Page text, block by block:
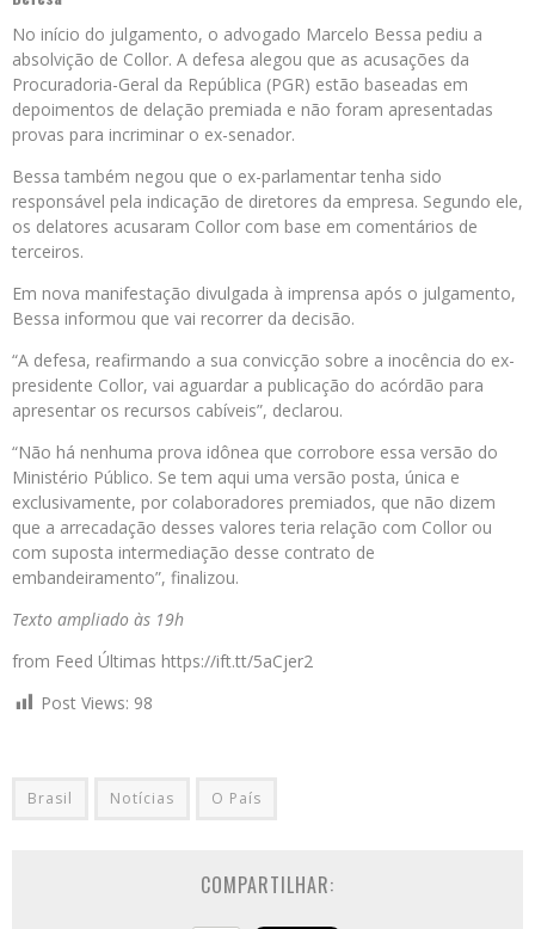
No início do julgamento, o advogado Marcelo Bessa pediu a
absolvição de Collor. A defesa alegou que as acusações da
Procuradoria-Geral da República (PGR) estão baseadas em
depoimentos de delação premiada e não foram apresentadas
provas para incriminar o ex-senador.
Bessa também negou que o ex-parlamentar tenha sido
responsável pela indicação de diretores da empresa. Segundo ele,
os delatores acusaram Collor com base em comentários de
terceiros.
Em nova manifestação divulgada à imprensa após o julgamento,
Bessa informou que vai recorrer da decisão.
“A defesa, reafirmando a sua convicção sobre a inocência do ex-
presidente Collor, vai aguardar a publicação do acórdão para
apresentar os recursos cabíveis”, declarou.
“Não há nenhuma prova idônea que corrobore essa versão do
Ministério Público. Se tem aqui uma versão posta, única e
exclusivamente, por colaboradores premiados, que não dizem
que a arrecadação desses valores teria relação com Collor ou
com suposta intermediação desse contrato de
embandeiramento”, finalizou.
Texto ampliado às 19h
from Feed Últimas https://ift.tt/5aCjer2
Post Views: 98
Brasil Notícias O País
COMPARTILHAR: